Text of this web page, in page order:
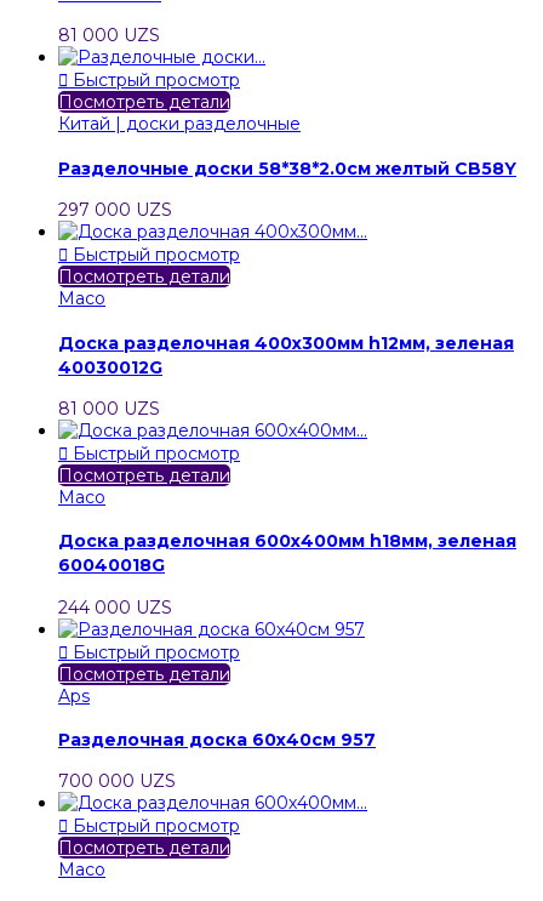
81 000 UZS
 Быстрый просмотр
Посмотреть детали
Китай | доски разделочные
Разделочные доски 58*38*2.0см желтый CB58Y
297 000 UZS
 Быстрый просмотр
Посмотреть детали
Maco
Доска разделочная 400х300мм h12мм, зеленая
40030012G
81 000 UZS
 Быстрый просмотр
Посмотреть детали
Maco
Доска разделочная 600х400мм h18мм, зеленая
60040018G
244 000 UZS
 Быстрый просмотр
Посмотреть детали
Aps
Разделочная доска 60х40см 957
700 000 UZS
 Быстрый просмотр
Посмотреть детали
Maco